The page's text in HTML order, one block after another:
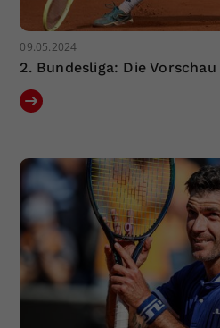
09.05.2024
2. Bundesliga: Die